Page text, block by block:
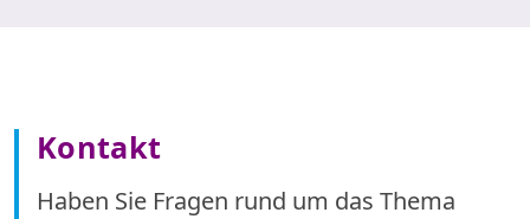
Kontakt
Haben Sie Fragen rund um das Thema